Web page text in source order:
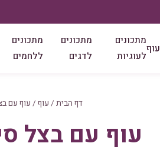
עוף
מתכונים
לעוגיות
מתכונים
לדגים
מתכונים
ללחמים
דף הבית / עוף /עוף עם
עוף עם בצל